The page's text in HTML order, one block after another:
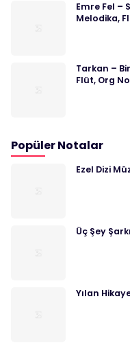
Emre Fel –
Melodika,
Tarkan –
Flüt, Org
Popüler Notalar
Ezel Dizi
Üç Şey
Yılan